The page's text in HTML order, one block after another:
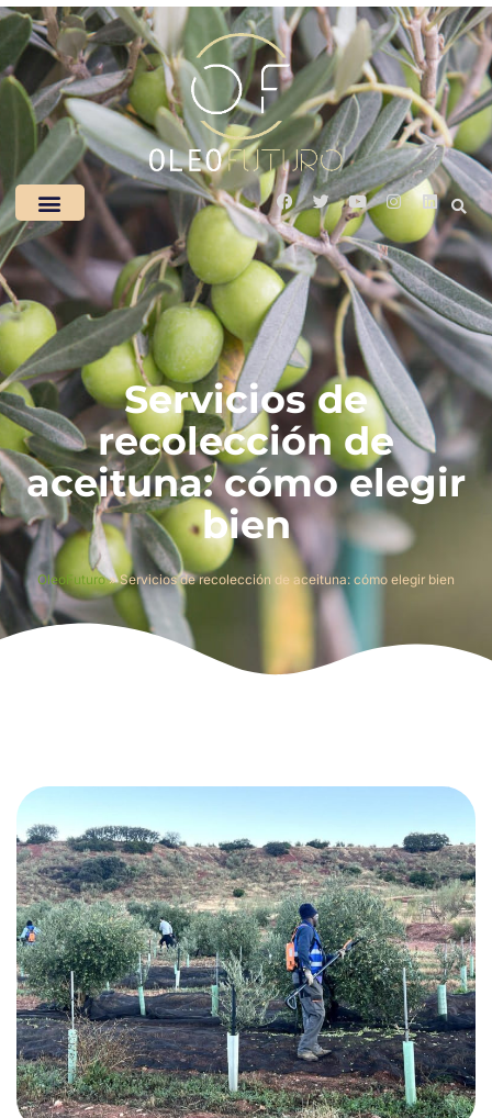
Servicios de
recolección de
aceituna: cómo elegir
bien
OleoFuturo»Servicios de recolección de aceituna: cómo elegir bien